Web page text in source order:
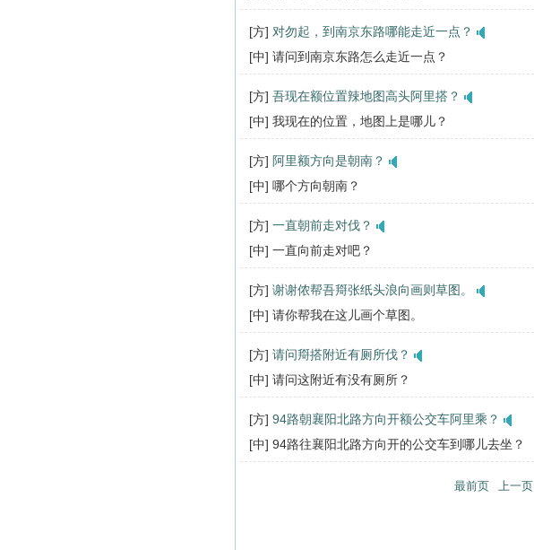
[方] 对勿起，到南京东路哪能走近一点？
[中] 请问到南京东路怎么走近一点？
[方] 吾现在额位置辣地图高头阿里搭？
[中] 我现在的位置，地图上是哪儿？
[方] 阿里额方向是朝南？
[中] 哪个方向朝南？
[方] 一直朝前走对伐？
[中] 一直向前走对吧？
[方] 谢谢侬帮吾搿张纸头浪向画则草图。
[中] 请你帮我在这儿画个草图。
[方] 请问搿搭附近有厕所伐？
[中] 请问这附近有没有厕所？
[方] 94路朝襄阳北路方向开额公交车阿里乘？
[中] 94路往襄阳北路方向开的公交车到哪儿去坐？
最前页 上一页